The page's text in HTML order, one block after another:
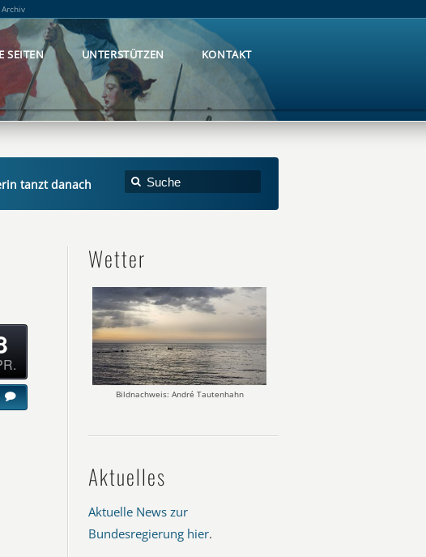
Archiv
SEITEN UNTERSTÜTZEN KONTAKT
tanzt danach
Wetter
Bildnachweis: André Tautenhahn
Aktuelles
Aktuelle News zur
Bundesregierung hier.
Archiv
SEITEN UNTERSTÜTZEN KONTAKT